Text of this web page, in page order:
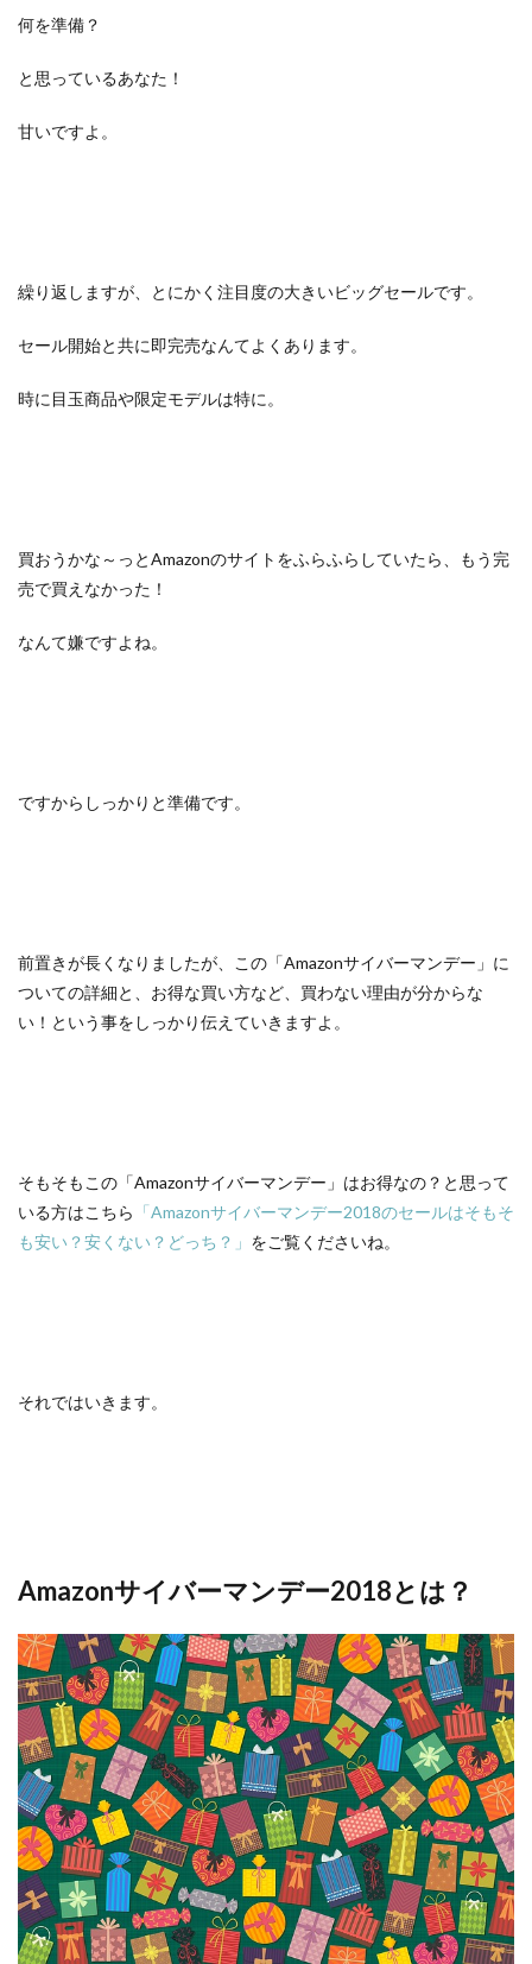
何を準備？
と思っているあなた！
甘いですよ。
繰り返しますが、とにかく注目度の大きいビッグセールです。
セール開始と共に即完売なんてよくあります。
時に目玉商品や限定モデルは特に。
買おうかな～っとAmazonのサイトをふらふらしていたら、もう完
売で買えなかった！
なんて嫌ですよね。
ですからしっかりと準備です。
前置きが長くなりましたが、この「Amazonサイバーマンデー」に
ついての詳細と、お得な買い方など、買わない理由が分からな
い！という事をしっかり伝えていきますよ。
そもそもこの「Amazonサイバーマンデー」はお得なの？と思って
いる方はこちら 「Amazonサイバーマンデー2018のセールはそもそ
も安い？安くない？どっち？」 をご覧くださいね。
それではいきます。
Amazonサイバーマンデー2018とは？